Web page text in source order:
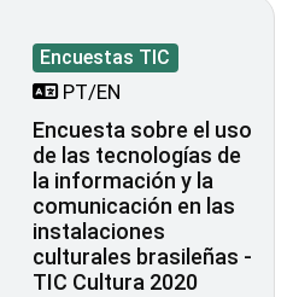
Encuestas TIC
PT/EN
Encuesta sobre el uso
de las tecnologías de
la información y la
comunicación en las
instalaciones
culturales brasileñas -
TIC Cultura 2020